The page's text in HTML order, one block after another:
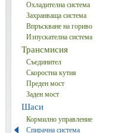
Охладителна система
Захранваща система
Впръскване на гориво
Изпускателна система
Трансмисия
Съединител
Скоростна кутия
Преден мост
Заден мост
Шаси
Кормилно управление
Спирачна система